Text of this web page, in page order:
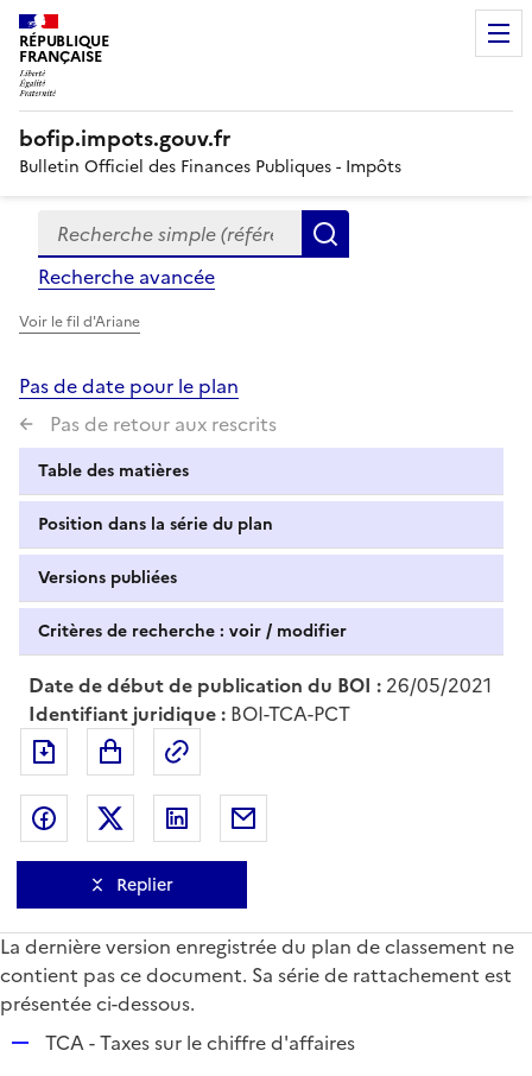
RÉPUBLIQUE
FRANÇAISE
bofip.impots.gouv.fr
Bulletin Officiel des Finances Publiques - Impôts
Formulaire
de
recherche
Recherche simple (références, mots clés, partie du
Recherche avancée
Voir le fil d'Ariane
Pas de date pour le plan
Pas de retour aux rescrits
Table des matières
Position dans la série du plan
Versions publiées
Critères de recherche : voir / modifier
Date de début de publication du BOI : 26/05/2021
Identifiant juridique : BOI-TCA-PCT
Exporter le document au format pdf
Partager sur Facebook
Partager sur Twitter
Partager sur LinkedIn
Replier
La dernière version enregistrée du plan de classement ne
contient pas ce document. Sa série de rattachement est
présentée ci-dessous.
TCA - Taxes sur le chiffre d'affaires